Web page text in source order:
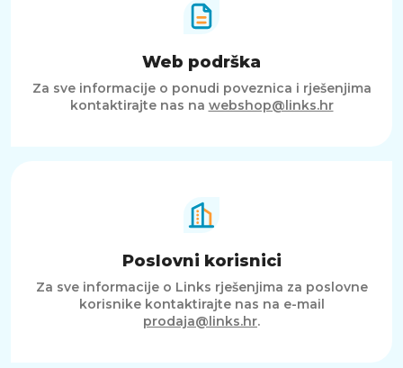
Web podrška
Za sve informacije o ponudi poveznica i rješenjima
kontaktirajte nas na webshop@links.hr
Poslovni korisnici
Za sve informacije o Links rješenjima za poslovne
korisnike kontaktirajte nas na e-mail
prodaja@links.hr.